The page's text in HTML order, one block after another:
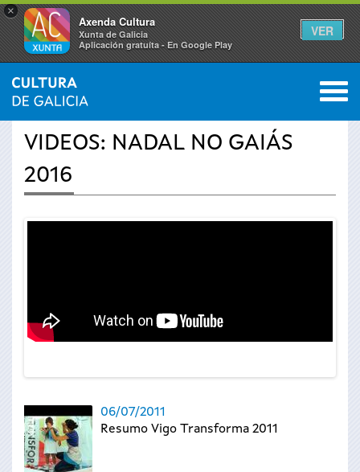
×
Axenda Cultura
Xunta de Galicia
Aplicación gratuíta - En Google Play
VER
Vostede
aquí
INICIO › ACTUALIDADE 0
VIDEOS: NADAL NO GAIÁS
2016
06/07/2011
Resumo Vigo Transforma 2011